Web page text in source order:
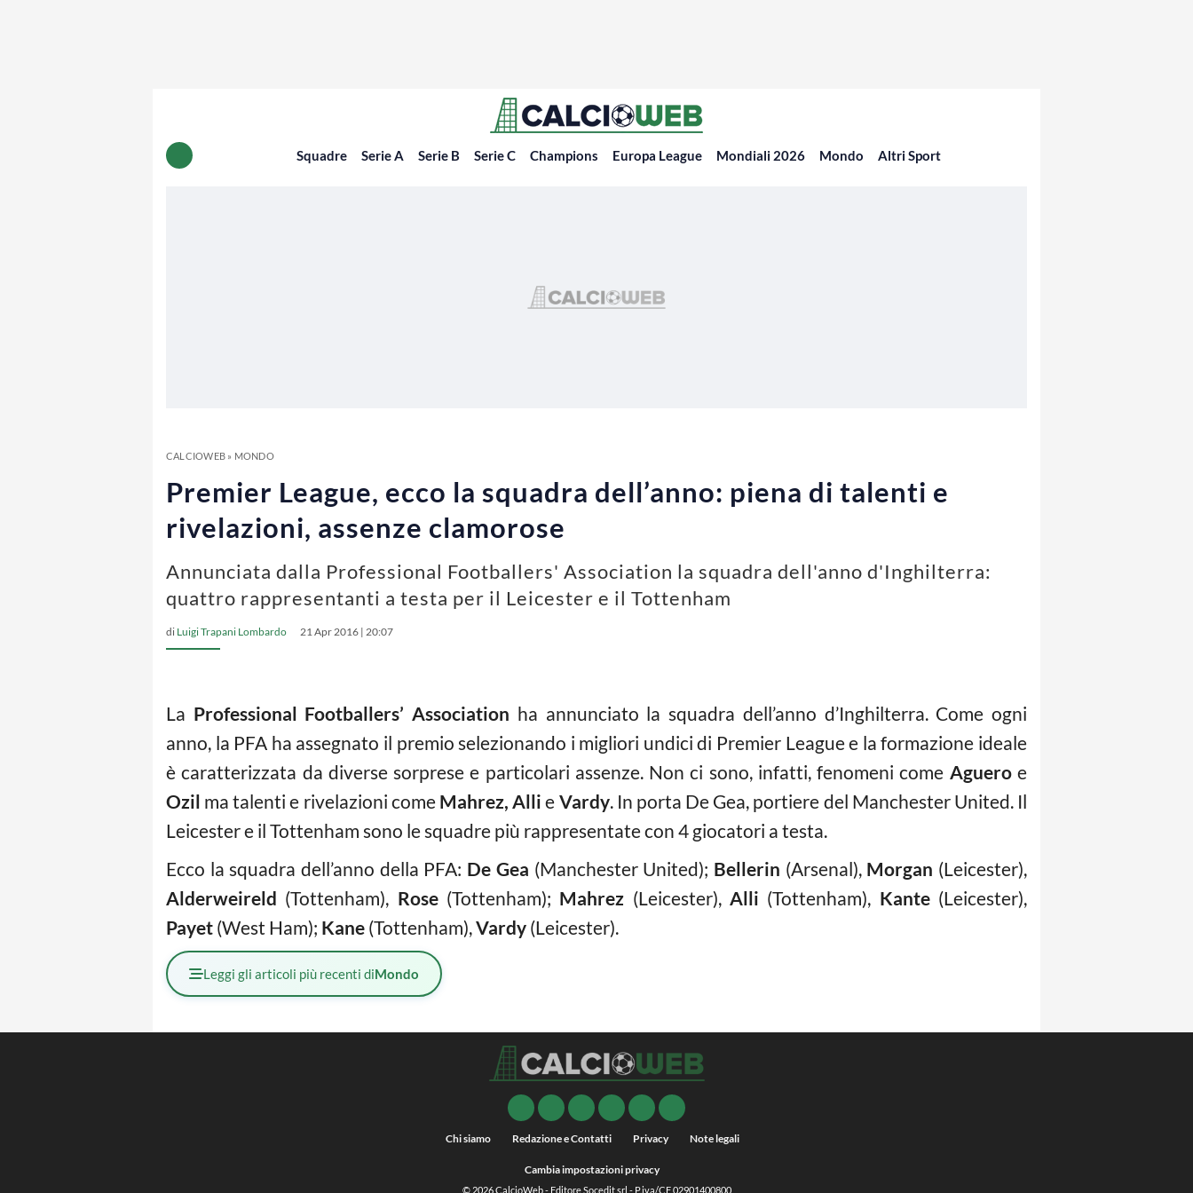
Squadre Serie A Serie B Serie C Champions Europa League Mondiali 2026 Mondo Altri Sport
CALCIOWEB» MONDO
Premier League, ecco la squadra dell’anno: piena di talenti e
rivelazioni, assenze clamorose
Annunciata dalla Professional Footballers' Association la squadra dell'anno d'Inghilterra:
quattro rappresentanti a testa per il Leicester e il Tottenham
di Luigi Trapani Lombardo 21 Apr 2016 | 20:07
La Professional Footballers’ Association ha annunciato la squadra dell’anno d’Inghilterra. Come ogni
anno, la PFA ha assegnato il premio selezionando i migliori undici di Premier League e la formazione ideale
è caratterizzata da diverse sorprese e particolari assenze. Non ci sono, infatti, fenomeni come Agueroe
Ozil ma talenti e rivelazioni come Mahrez, Allie Vardy. In porta De Gea, portiere del Manchester United. Il
Leicester e il Tottenham sono le squadre più rappresentate con 4 giocatori a testa.
Ecco la squadra dell’anno della PFA: De Gea (Manchester United); Bellerin (Arsenal), Morgan (Leicester),
Alderweireld (Tottenham), Rose(Tottenham); Mahrez (Leicester),Alli (Tottenham), Kante(Leicester),
Payet (West Ham); Kane (Tottenham),Vardy (Leicester).
Leggi gli articoli più recenti diMondo
Chi siamo Redazione e Contatti Privacy Note legali
Cambia impostazioni privacy
© 2026CalcioWeb- Editore Socedit srl - P.iva/CF 02901400800